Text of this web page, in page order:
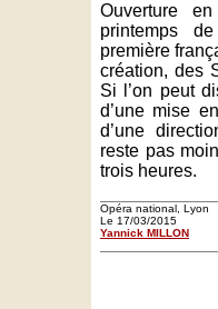
Ouverture
printemps
première
création, des
Si l’on peut
d’une mise
d’une
reste pas
trois heures.
Opéra national, Lyon
Le 17/03/2015
Yannick MILLON